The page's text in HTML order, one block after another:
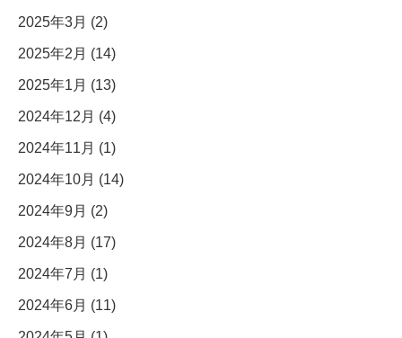
2025年3月 (2)
2025年2月 (14)
2025年1月 (13)
2024年12月 (4)
2024年11月 (1)
2024年10月 (14)
2024年9月 (2)
2024年8月 (17)
2024年7月 (1)
2024年6月 (11)